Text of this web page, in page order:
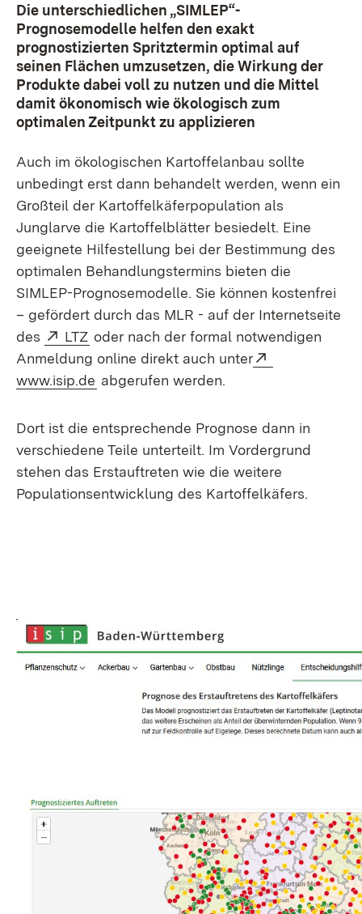
Die unterschiedlichen „SIMLEP“-
Prognosemodelle helfen den exakt
prognostizierten Spritztermin optimal auf
seinen Flächen umzusetzen, die Wirkung der
Produkte dabei voll zu nutzen und die Mittel
damit ökonomisch wie ökologisch zum
optimalen Zeitpunkt zu applizieren
Auch im ökologischen Kartoffelanbau sollte
unbedingt erst dann behandelt werden, wenn ein
Großteil der Kartoffelkäferpopulation als
Junglarve die Kartoffelblätter besiedelt. Eine
geeignete Hilfestellung bei der Bestimmung des
optimalen Behandlungstermins bieten die
SIMLEP-Prognosemodelle. Sie können kostenfrei
– gefördert durch das MLR - auf der Internetseite
des
Extern:
LTZ (Öffnet in neuem Fenster)
oder nach der formal notwendigen
Anmeldung online direkt auch unter
www.isip.de (Öffnet in neuem Fenster)
abgerufen werden.
Dort ist die entsprechende Prognose dann in
verschiedene Teile unterteilt. Im Vordergrund
stehen das Erstauftreten wie die weitere
Populationsentwicklung des Kartoffelkäfers.